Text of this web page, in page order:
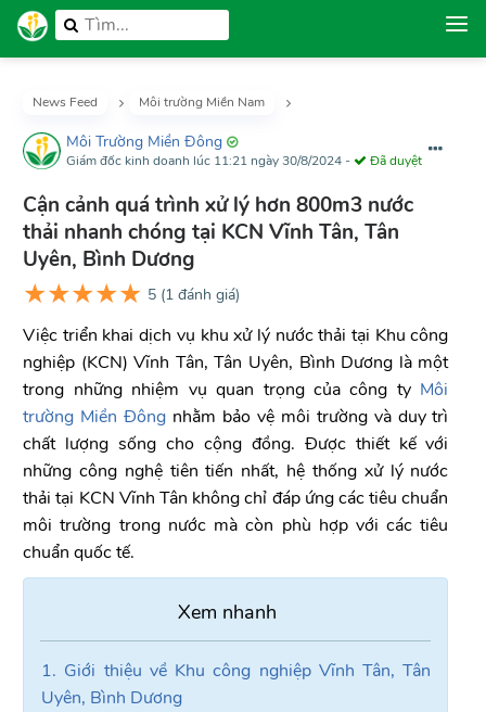
News Feed Môi trường Miền Nam
Môi Trường Miền Đông
Giám đốc kinh doanh lúc 11:21 ngày 30/8/2024 - Đã duyệt
Cận cảnh quá trình xử lý hơn 800m3 nước
thải nhanh chóng tại KCN Vĩnh Tân, Tân
Uyên, Bình Dương
★★★★★ 5 (1 đánh giá)
Việc triển khai dịch vụ khu xử lý nước thải tại Khu công
nghiệp (KCN) Vĩnh Tân, Tân Uyên, Bình Dương là một
trong những nhiệm vụ quan trọng của công ty Môi
trường Miền Đôngnhằm bảo vệ môi trường và duy trì
chất lượng sống cho cộng đồng. Được thiết kế với
những công nghệ tiên tiến nhất, hệ thống xử lý nước
thải tại KCN Vĩnh Tân không chỉ đáp ứng các tiêu chuẩn
môi trường trong nước mà còn phù hợp với các tiêu
chuẩn quốc tế.
1. Giới thiệu về Khu công nghiệp Vĩnh Tân, Tân
Uyên, Bình Dương